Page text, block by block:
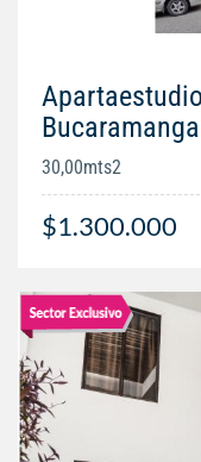
Bucaramanga
30,00mts2
$1.300.000